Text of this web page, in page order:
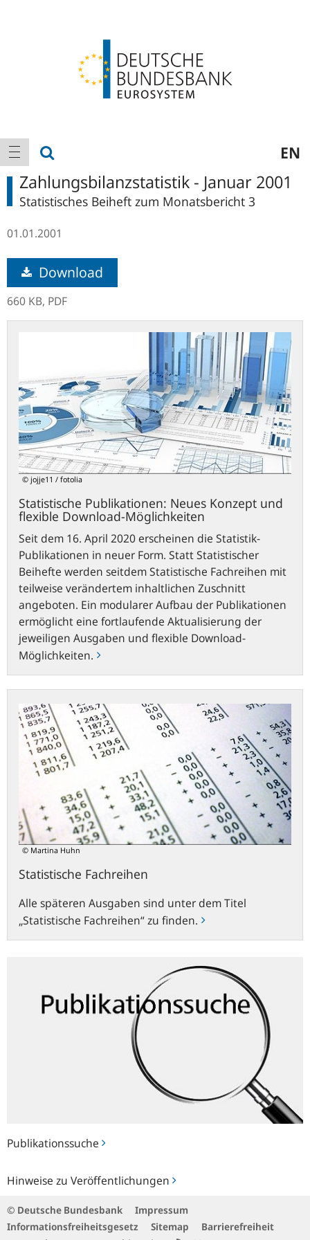
Hauptnavigation
Navigation anzeigen EN
Publikationssuche
Hinweise zu Veröffentlichungen
zu
Zahlungsbilanzstatistik - Januar 2001
Statistisches Beiheft zum Monatsbericht 3
01.01.2001
Download
660 KB, PDF
© jojje11 / fotolia
Statistische Publikationen: Neues Konzept und
flexible Download-Möglichkeiten
Seit dem 16. April 2020 erscheinen die Statistik-
Publikationen in neuer Form. Statt Statistischer
Beihefte werden seitdem Statistische Fachreihen mit
teilweise verändertem inhaltlichen Zuschnitt
angeboten. Ein modularer Aufbau der Publikationen
ermöglicht eine fortlaufende Aktualisierung der
jeweiligen Ausgaben und flexible Download-
Möglichkeiten.
Konzept
und
flexible
Download-
Möglichkeiten
© Martina Huhn
Statistische Fachreihen
Alle späteren Ausgaben sind unter dem Titel
„Statistische Fachreihen“ zu finden.
Fachreihen
© Deutsche Bundesbank
Impressum
Informationsfreiheitsgesetz
Sitemap
Barrierefreiheit